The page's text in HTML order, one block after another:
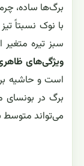
برگ‌ها ساده،
با نوک نسبتاً
سبز تیره
ویژگی‌های
است و حاشیه
برگ در بونسای
می‌تواند متوسط